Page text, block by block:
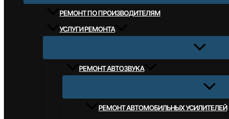
РЕМОНТ ПО ПРОИЗВОДИТЕЛЯМ
УСЛУГИ РЕМОНТА
РЕМОНТ АВТОЗВУКА
РЕМОНТ АВТОМОБИЛЬНЫХ УСИЛИТЕЛЕЙ